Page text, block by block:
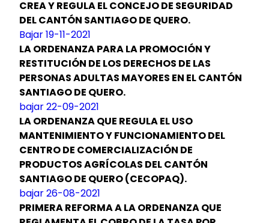
CREA Y REGULA EL CONCEJO DE SEGURIDAD
DEL CANTÓN SANTIAGO DE QUERO.
Bajar 19-11-2021
LA ORDENANZA PARA LA PROMOCIÓN Y
RESTITUCIÓN DE LOS DERECHOS DE LAS
PERSONAS ADULTAS MAYORES EN EL CANTÓN
SANTIAGO DE QUERO.
bajar 22-09-2021
LA ORDENANZA QUE REGULA EL USO
MANTENIMIENTO Y FUNCIONAMIENTO DEL
CENTRO DE COMERCIALIZACIÓN DE
PRODUCTOS AGRÍCOLAS DEL CANTÓN
SANTIAGO DE QUERO (CECOPAQ).
bajar 26-08-2021
PRIMERA REFORMA A LA ORDENANZA QUE